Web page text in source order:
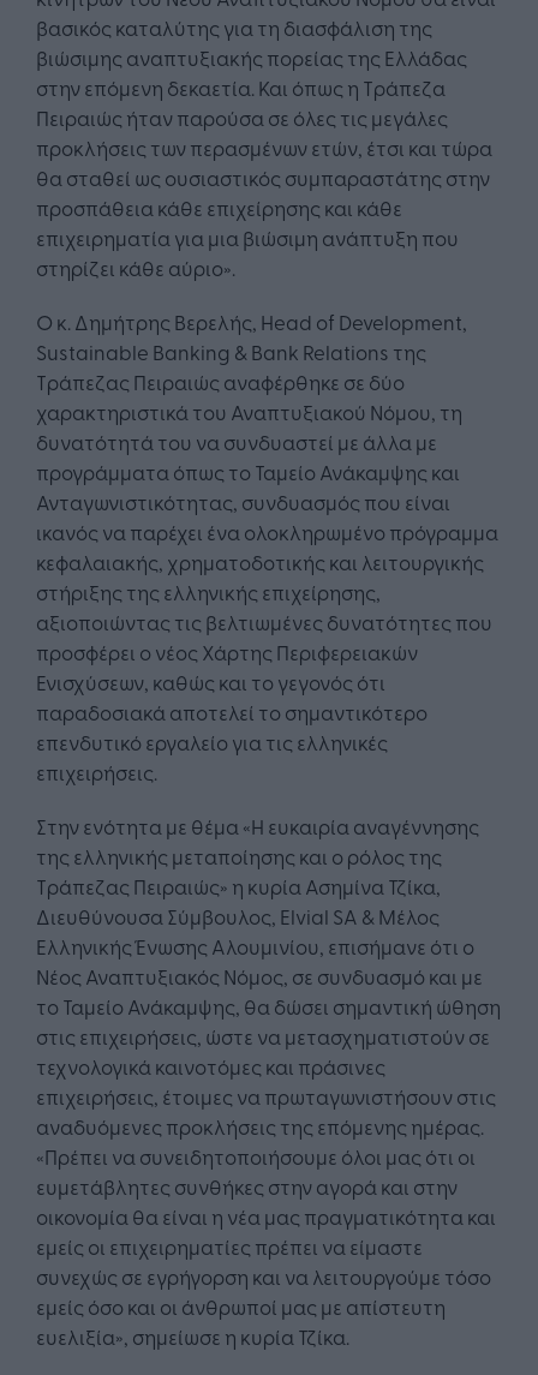
βασικός καταλύτης για τη διασφάλιση της
βιώσιμης αναπτυξιακής πορείας της Ελλάδας
στην επόμενη δεκαετία. Και όπως η Τράπεζα
Πειραιώς ήταν παρούσα σε όλες τις μεγάλες
προκλήσεις των περασμένων ετών, έτσι και τώρα
θα σταθεί ως ουσιαστικός συμπαραστάτης στην
προσπάθεια κάθε επιχείρησης και κάθε
επιχειρηματία για μια βιώσιμη ανάπτυξη που
στηρίζει κάθε αύριο».
Ο κ. Δημήτρης Βερελής, Head of Development,
Sustainable Banking & Bank Relations της
Τράπεζας Πειραιώς αναφέρθηκε σε δύο
χαρακτηριστικά του Αναπτυξιακού Νόμου, τη
δυνατότητά του να συνδυαστεί με άλλα με
προγράμματα όπως το Ταμείο Ανάκαμψης και
Ανταγωνιστικότητας, συνδυασμός που είναι
ικανός να παρέχει ένα ολοκληρωμένο πρόγραμμα
κεφαλαιακής, χρηματοδοτικής και λειτουργικής
στήριξης της ελληνικής επιχείρησης,
αξιοποιώντας τις βελτιωμένες δυνατότητες που
προσφέρει ο νέος Χάρτης Περιφερειακών
Ενισχύσεων, καθώς και το γεγονός ότι
παραδοσιακά αποτελεί το σημαντικότερο
επενδυτικό εργαλείο για τις ελληνικές
επιχειρήσεις.
Στην ενότητα με θέμα «Η ευκαιρία αναγέννησης
της ελληνικής μεταποίησης και ο ρόλος της
Τράπεζας Πειραιώς» η κυρία Ασημίνα Τζίκα,
Διευθύνουσα Σύμβουλος, Elvial SA & Μέλος
Ελληνικής Ένωσης Αλουμινίου, επισήμανε ότι ο
Νέος Αναπτυξιακός Νόμος, σε συνδυασμό και με
το Ταμείο Ανάκαμψης, θα δώσει σημαντική ώθηση
στις επιχειρήσεις, ώστε να μετασχηματιστούν σε
τεχνολογικά καινοτόμες και πράσινες
επιχειρήσεις, έτοιμες να πρωταγωνιστήσουν στις
αναδυόμενες προκλήσεις της επόμενης ημέρας.
«Πρέπει να συνειδητοποιήσουμε όλοι μας ότι οι
ευμετάβλητες συνθήκες στην αγορά και στην
οικονομία θα είναι η νέα μας πραγματικότητα και
εμείς οι επιχειρηματίες πρέπει να είμαστε
συνεχώς σε εγρήγορση και να λειτουργούμε τόσο
εμείς όσο και οι άνθρωποί μας με απίστευτη
ευελιξία», σημείωσε η κυρία Τζίκα.